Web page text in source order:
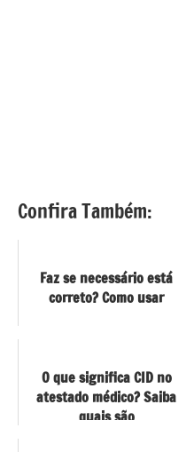
Confira Também:
Faz se necessário está
correto? Como usar
O que significa CID no
atestado médico? Saiba
quais são